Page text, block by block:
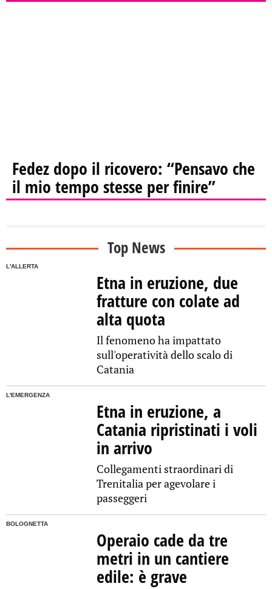
Fedez dopo il ricovero: “Pensavo che
il mio tempo stesse per finire”
Top News
L'ALLERTA
Etna in eruzione, due
fratture con colate ad
alta quota
Il fenomeno ha impattato
sull'operatività dello scalo di
Catania
L'EMERGENZA
Etna in eruzione, a
Catania ripristinati i voli
in arrivo
Collegamenti straordinari di
Trenitalia per agevolare i
passeggeri
BOLOGNETTA
Operaio cade da tre
metri in un cantiere
edile: è grave